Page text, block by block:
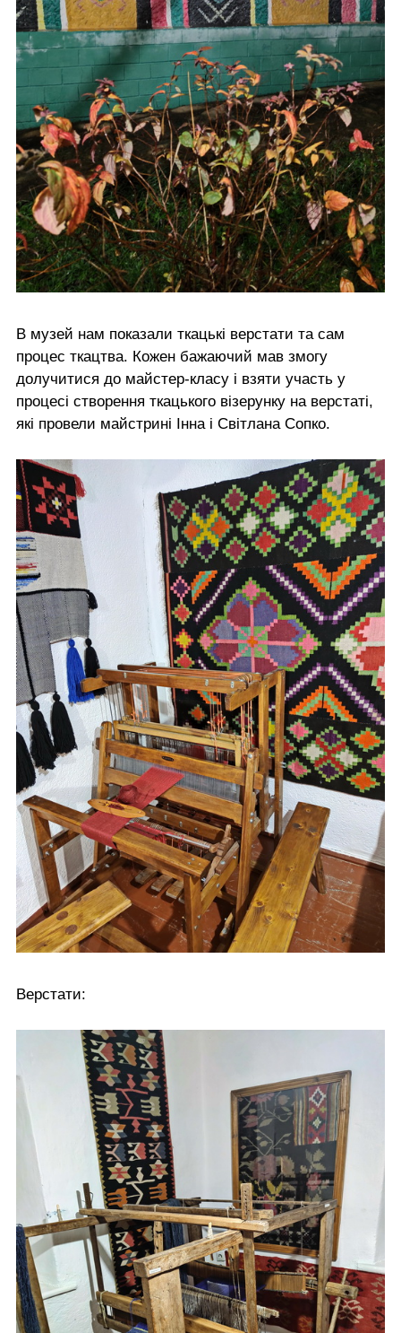
В музей нам показали ткацькі верстати та сам
процес ткацтва. Кожен бажаючий мав змогу
долучитися до майстер-класу і взяти участь у
процесі створення ткацького візерунку на верстаті,
які провели майстрині Інна і Світлана Сопко.
Верстати: